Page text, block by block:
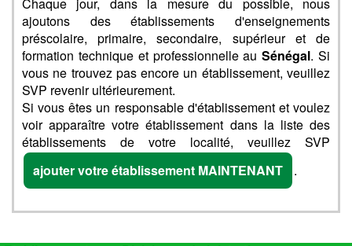
ajoutons des établissements d'enseignements
préscolaire, primaire, secondaire, supérieur et de
formation technique et professionnelle auSénégal. Si
vous ne trouvez pas encore un établissement, veuillez
SVP revenir ultérieurement.
Si vous êtes un responsable d'établissement et voulez
voir apparaître votre établissement dans la liste des
établissements de votre localité, veuillez SVP
ajouter votre établissement MAINTENANT
.